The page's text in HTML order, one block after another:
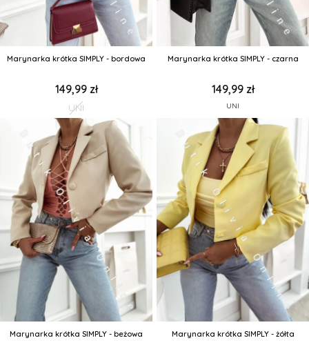
Marynarka krótka SIMPLY - bordowa
149,99 zł
UNI
Marynarka krótka SIMPLY - czarna
149,99 zł
UNI
Marynarka krótka SIMPLY - beżowa Marynarka krótka SIMPLY - żółta